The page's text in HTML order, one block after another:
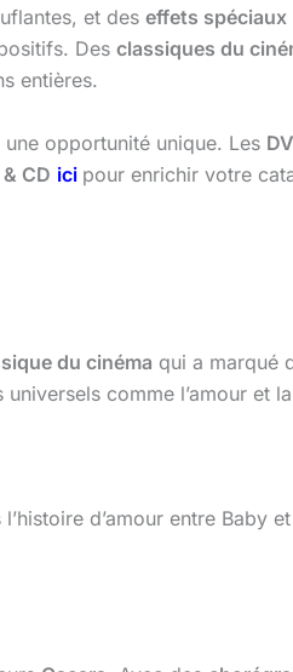
et des effets spéciaux
Des classiques du
entières.
une opportunité unique. Les
CD ici pour enrichir votre
du cinéma qui a marqué
comme l’amour et
d’amour entre Baby